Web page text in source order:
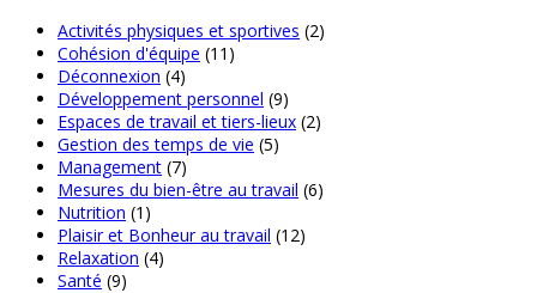
Activités physiques et sportives (2)
Cohésion d'équipe (11)
Déconnexion (4)
Développement personnel (9)
Espaces de travail et tiers-lieux (2)
Gestion des temps de vie (5)
Management (7)
Mesures du bien-être au travail (6)
Nutrition (1)
Plaisir et Bonheur au travail (12)
Relaxation (4)
Santé (9)